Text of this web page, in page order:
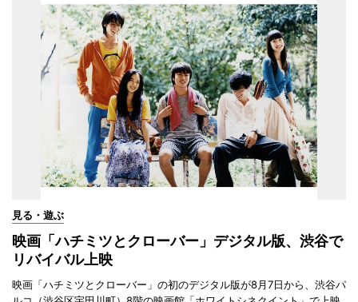
見る・遊ぶ
映画「ハチミツとクローバー」デジタル版、渋谷で
リバイバル上映
映画「ハチミツとクローバー」の初のデジタル版が8月7日から、渋谷パ